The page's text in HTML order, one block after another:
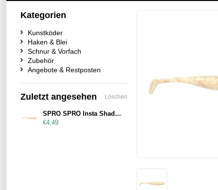
Kategorien
Kunstköder
Haken & Blei
Schnur & Vorfach
Zubehör
Angebote & Restposten
Zuletzt angesehen Löschen
SPRO SPRO Insta Shad 90mm Snowflake
€4,49